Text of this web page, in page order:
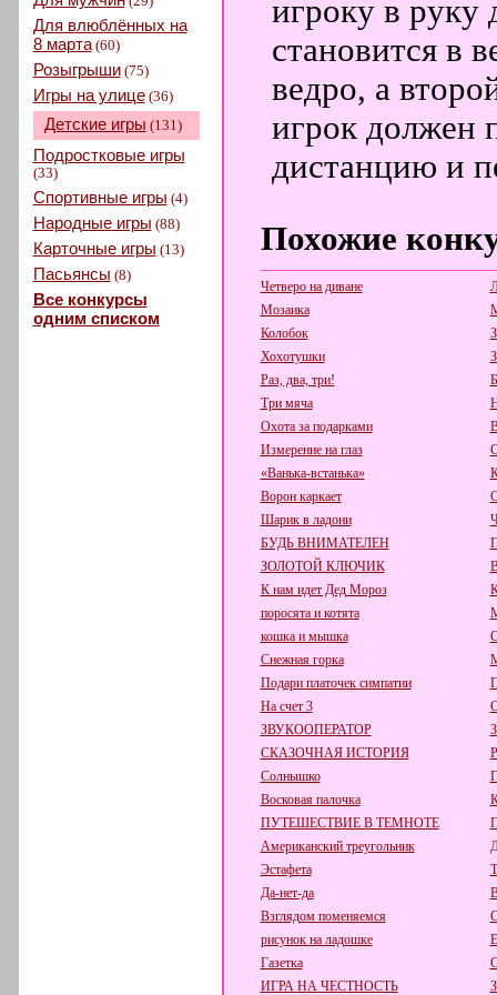
Для влюблённых на
8 марта(60)
Розыгрыши(75)
Игры на улице(36)
Детские игры (131)
Подростковые игры
(33)
Спортивные игры (4)
Народные игры (88)
Карточные игры (13)
Пасьянсы (8)
Все конкурсы
одним списком
игроку в руку
становится в
ведро, а
игрок должен
дистанцию и
Похожие
Четверо на диване
Мозаика
Колобок
Хохотушки
Раз, два, три!
Три мяча
Охота за подарками
Измерение на глаз
«Ванька-встанька»
Ворон каркает
Шарик в ладони
БУДЬ ВНИМАТЕЛЕН
ЗОЛОТОЙ КЛЮЧИК
К нам идет Дед Мороз
поросята и котята
кошка и мышка
Снежная горка
Подари платочек симпатии
На счет 3
ЗВУКООПЕРАТОР
СКАЗОЧНАЯ ИСТОРИЯ
Солнышко
Восковая палочка
ПУТЕШЕСТВИЕ В ТЕМНОТЕ
Американский треугольник
Эстафета
Да-нет-да
Взглядом поменяемся
рисунок на ладошке
Газетка
ИГРА НА ЧЕСТНОСТЬ